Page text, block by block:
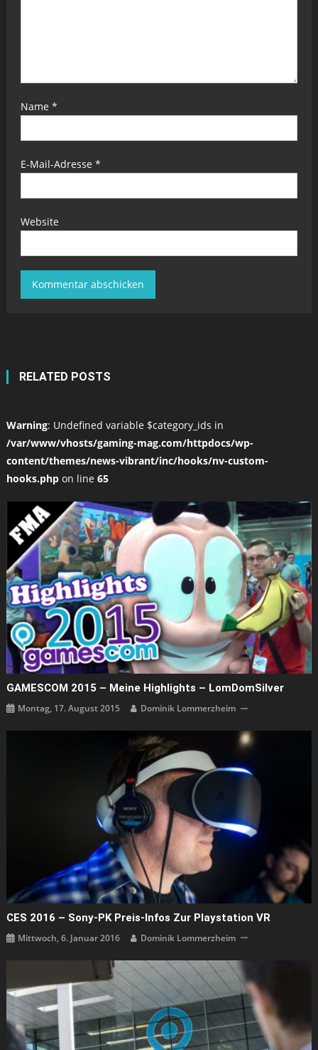
Name *
E-Mail-Adresse *
Website
RELATED POSTS
Warning: Undefined variable $category_ids in
/var/www/vhosts/gaming-mag.com/httpdocs/wp-
content/themes/news-vibrant/inc/hooks/nv-custom-
hooks.phpon line 65
GAMESCOM 2015 – Meine Highlights – LomDomSilver
Montag, 17. August 2015 Dominik Lommerzheim
CES 2016 – Sony-PK Preis-Infos Zur Playstation VR
Mittwoch, 6. Januar 2016 Dominik Lommerzheim